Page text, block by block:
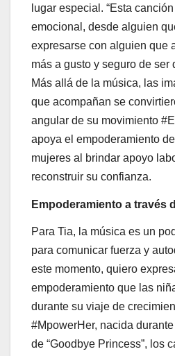
lugar especial. “Esta
emocional, desde alguien
expresarse con alguien que
más a gusto y seguro de ser
Más allá de la música, las
que acompañan se
angular de su movimiento
apoya el empoderamiento
mujeres al brindar apoyo
reconstruir su confianza.
Empoderamiento a través
Para Tia, la música es un
para comunicar fuerza y
este momento, quiero
empoderamiento que las
durante su viaje de
#MpowerHer, nacida
de “Goodbye Princess”, los